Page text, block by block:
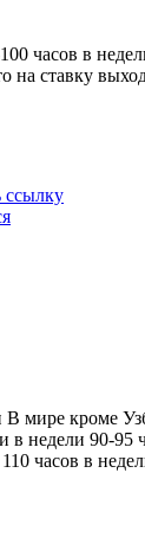
часов в
на ставку
ссылку
В мире кроме
в недели 90-
часов в